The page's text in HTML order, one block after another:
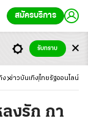
สมัครบริการ
ง ข่าวบันเทิง ไทยรัฐออนไลน์
งรัก กา
รับทราบ